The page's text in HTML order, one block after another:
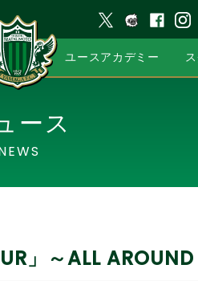
ユースアカデミー
ース
」～ALL AROUND